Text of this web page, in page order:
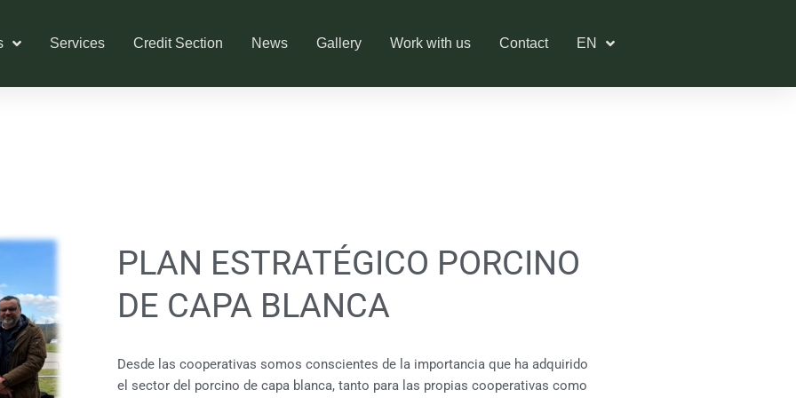
Services Credit Section News Gallery Work with us Contact EN
PLAN ESTRATÉGICO PORCINO
DE CAPA BLANCA
Desde las cooperativas somos conscientes de la importancia que ha adquirido
el sector del porcino de capa blanca, tanto para las propias cooperativas como